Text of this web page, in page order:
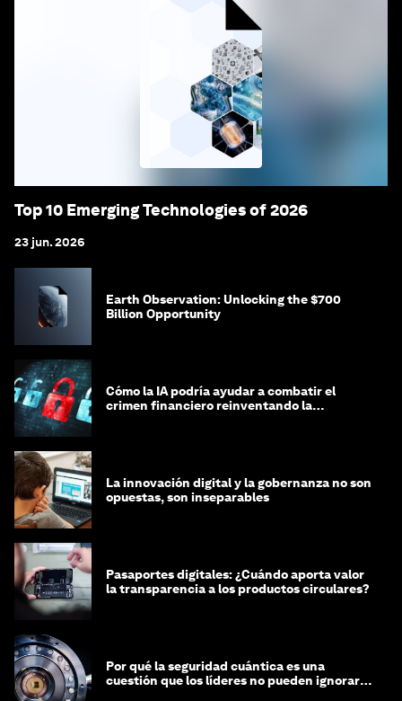
Top 10 Emerging Technologies of 2026
23 jun. 2026
Earth Observation: Unlocking the $700
Billion Opportunity
Cómo la IA podría ayudar a combatir el
crimen financiero reinventando la
La innovación digital y la gobernanza no son
opuestas, son inseparables
Pasaportes digitales: ¿Cuándo aporta valor
la transparencia a los productos circulares?
Por qué la seguridad cuántica es una
cuestión que los líderes no pueden ignorar